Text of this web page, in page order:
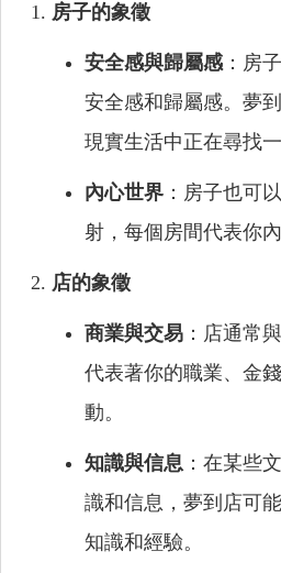
房子的象徵
安全感與歸屬感：房
安全感和歸屬感。夢
現實生活中正在尋找
內心世界 ：房子也可
射，每個房間代表你
店的象徵
商業與交易 ：店通常
代表著你的職業、金
動。
知識與信息 ：在某些
識和信息，夢到店可
知識和經驗。